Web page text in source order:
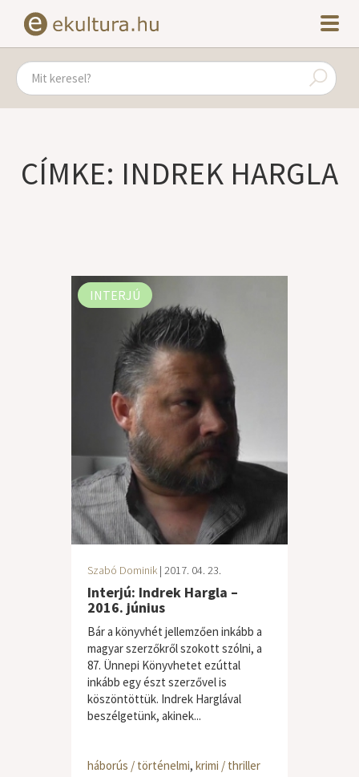
CÍMKE: INDREK HARGLA
INTERJÚ
Szabó Dominik | 2017. 04. 23.
Interjú: Indrek Hargla –
2016. június
Bár a könyvhét jellemzően inkább a
magyar szerzőkről szokott szólni, a
87. Ünnepi Könyvhetet ezúttal
inkább egy észt szerzővel is
köszöntöttük. Indrek Harglával
beszélgetünk, akinek...
háborús / történelmi, krimi / thriller